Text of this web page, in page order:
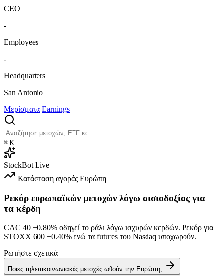
CEO
-
Employees
-
Headquarters
San Antonio
Μερίσματα Earnings
⌘ K
StockBot Live
Κατάσταση αγοράς Ευρώπη
Ρεκόρ ευρωπαϊκών μετοχών λόγω αισιοδοξίας για
τα κέρδη
CAC 40 +0.80% οδηγεί το ράλι λόγω ισχυρών κερδών. Ρεκόρ για
STOXX 600 +0.40% ενώ τα futures του Nasdaq υποχωρούν.
Ρωτήστε σχετικά
Ποιες τηλεπικοινωνιακές μετοχές ωθούν την Ευρώπη;